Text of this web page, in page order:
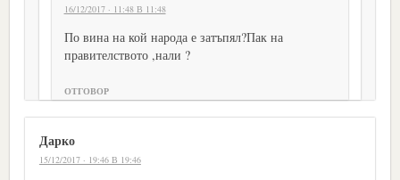
16/12/2017 · 11:48 В 11:48
По вина на кой народа е затъпял?Пак на
правителството ,нали ?
ОТГОВОР
Дарко
15/12/2017 · 19:46 В 19:46